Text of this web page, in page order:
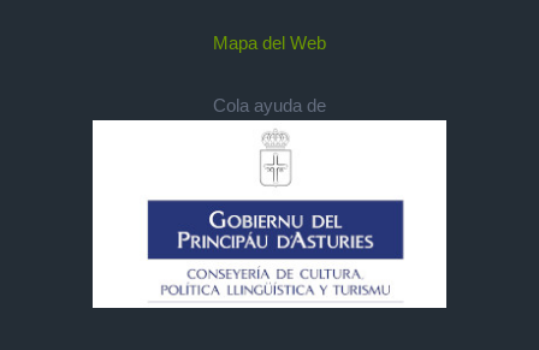
Mapa del Web
Cola ayuda de